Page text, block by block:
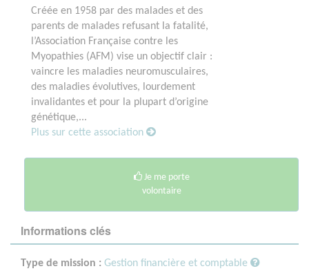
Créée en 1958 par des malades et des
parents de malades refusant la fatalité,
l’Association Française contre les
Myopathies (AFM) vise un objectif clair :
vaincre les maladies neuromusculaires,
des maladies évolutives, lourdement
invalidantes et pour la plupart d’origine
génétique,...
Plus sur cette association
Je me porte
volontaire
Informations clés
Type de mission : Gestion financière et comptable